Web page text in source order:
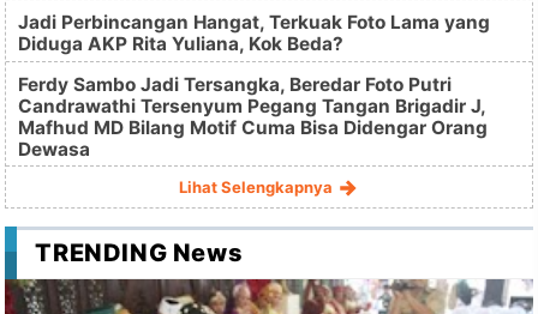
Jadi Perbincangan Hangat, Terkuak Foto Lama yang
Diduga AKP Rita Yuliana, Kok Beda?
Ferdy Sambo Jadi Tersangka, Beredar Foto Putri
Candrawathi Tersenyum Pegang Tangan Brigadir J,
Mafhud MD Bilang Motif Cuma Bisa Didengar Orang
Dewasa
Lihat Selengkapnya
TRENDING News